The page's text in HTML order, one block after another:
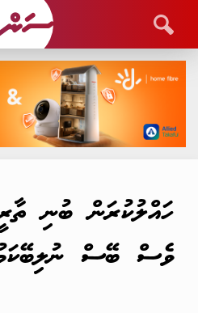
LIVE
ހައްލުކުރަން ބުނި
ވެސް ބޭސް